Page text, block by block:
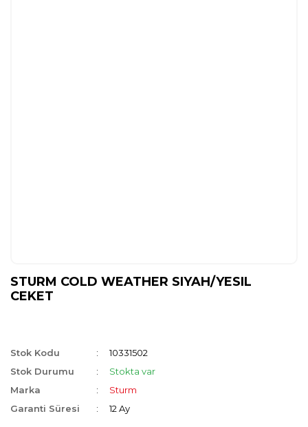
STURM COLD WEATHER SIYAH/YESIL
CEKET
Stok Kodu
10331502
Stok Durumu
Stokta var
Marka
Sturm
Garanti Süresi
12 Ay